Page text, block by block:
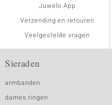
Juwelo App
Verzending en retouren
Veelgestelde vragen
Sieraden
armbanden
dames ringen